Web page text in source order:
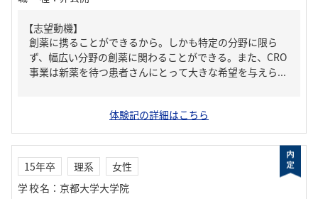
【志望動機】
創薬に携ることができるから。しかも特定の分野に限ら
ず、幅広い分野の創薬に関わることができる。また、CRO
事業は新薬を待つ患者さんにとって大きな希望を与えら...
体験記の詳細はこちら
15年卒 理系
女性
学校名 ： 京都大学大学院